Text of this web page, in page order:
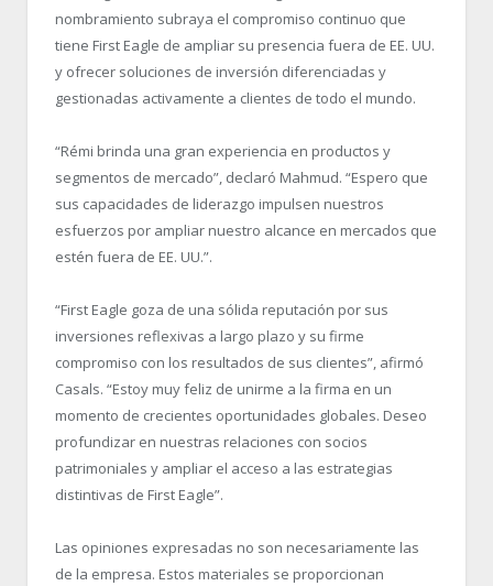
nombramiento subraya el compromiso continuo que
tiene First Eagle de ampliar su presencia fuera de EE. UU.
y ofrecer soluciones de inversión diferenciadas y
gestionadas activamente a clientes de todo el mundo.
“Rémi brinda una gran experiencia en productos y
segmentos de mercado”, declaró Mahmud. “Espero que
sus capacidades de liderazgo impulsen nuestros
esfuerzos por ampliar nuestro alcance en mercados que
estén fuera de EE. UU.”.
“First Eagle goza de una sólida reputación por sus
inversiones reflexivas a largo plazo y su firme
compromiso con los resultados de sus clientes”, afirmó
Casals. “Estoy muy feliz de unirme a la firma en un
momento de crecientes oportunidades globales. Deseo
profundizar en nuestras relaciones con socios
patrimoniales y ampliar el acceso a las estrategias
distintivas de First Eagle”.
Las opiniones expresadas no son necesariamente las
de la empresa. Estos materiales se proporcionan